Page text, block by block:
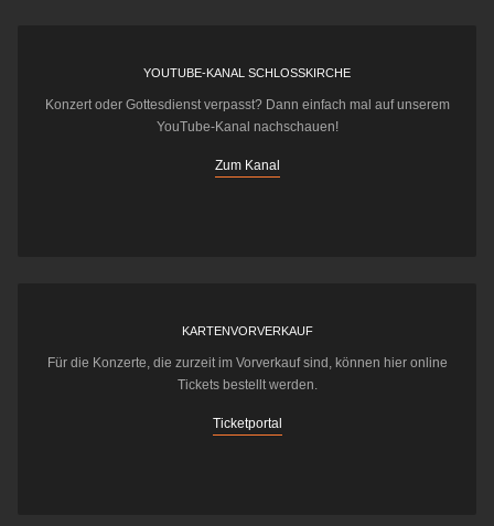
YOUTUBE-KANAL SCHLOSSKIRCHE
Konzert oder Gottesdienst verpasst? Dann einfach mal auf unserem
YouTube-Kanal nachschauen!
Zum Kanal
KARTENVORVERKAUF
Für die Konzerte, die zurzeit im Vorverkauf sind, können hier online
Tickets bestellt werden.
Ticketportal